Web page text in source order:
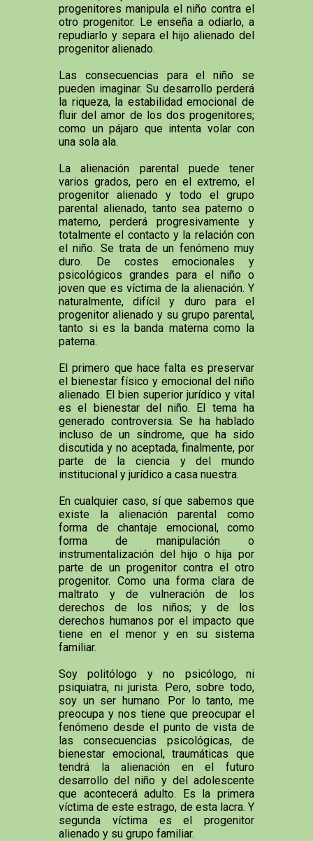
progenitores manipula el niño contra el
otro progenitor. Le enseña a odiarlo, a
repudiarlo y separa el hijo alienado del
progenitor alienado.
Las consecuencias para el niño se
pueden imaginar. Su desarrollo perderá
la riqueza, la estabilidad emocional de
fluir del amor de los dos progenitores;
como un pájaro que intenta volar con
una sola ala.
La alienación parental puede tener
varios grados, pero en el extremo, el
progenitor alienado y todo el grupo
parental alienado, tanto sea paterno o
materno, perderá progresivamente y
totalmente el contacto y la relación con
el niño. Se trata de un fenómeno muy
duro. De costes emocionales y
psicológicos grandes para el niño o
joven que es víctima de la alienación. Y
naturalmente, difícil y duro para el
progenitor alienado y su grupo parental,
tanto si es la banda materna como la
paterna.
El primero que hace falta es preservar
el bienestar físico y emocional del niño
alienado. El bien superior jurídico y vital
es el bienestar del niño. El tema ha
generado controversia. Se ha hablado
incluso de un síndrome, que ha sido
discutida y no aceptada, finalmente, por
parte de la ciencia y del mundo
institucional y jurídico a casa nuestra.
En cualquier caso, sí que sabemos que
existe la alienación parental como
forma de chantaje emocional, como
forma de manipulación o
instrumentalización del hijo o hija por
parte de un progenitor contra el otro
progenitor. Como una forma clara de
maltrato y de vulneración de los
derechos de los niños; y de los
derechos humanos por el impacto que
tiene en el menor y en su sistema
familiar.
Soy politólogo y no psicólogo, ni
psiquiatra, ni jurista. Pero, sobre todo,
soy un ser humano. Por lo tanto, me
preocupa y nos tiene que preocupar el
fenómeno desde el punto de vista de
las consecuencias psicológicas, de
bienestar emocional, traumáticas que
tendrá la alienación en el futuro
desarrollo del niño y del adolescente
que acontecerá adulto. Es la primera
víctima de este estrago, de esta lacra. Y
segunda víctima es el progenitor
alienado y su grupo familiar.